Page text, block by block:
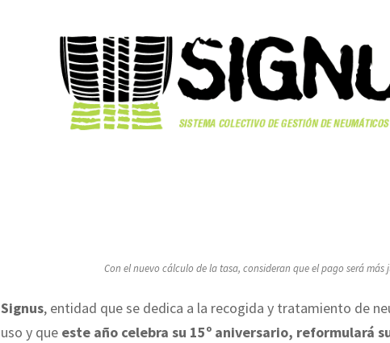
Con el nuevo cálculo de la tasa, consideran que el pago será más
Signus, entidad que se dedica a la recogida y tratamiento de
uso y que este año celebra su 15º aniversario, reformulará